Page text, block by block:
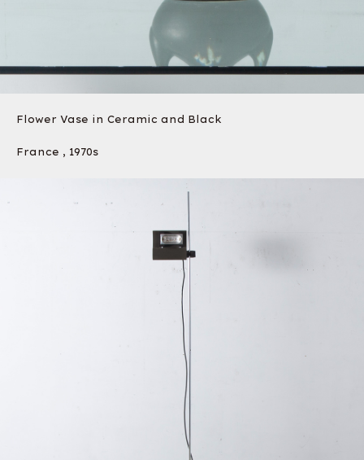
Flower Vase in Ceramic and Black
France , 1970s